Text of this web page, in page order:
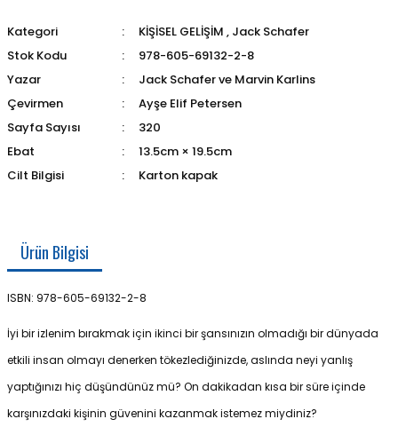
Kategori KİŞİSEL GELİŞİM , Jack Schafer
Stok Kodu
978-605-69132-2-8
Yazar
Jack Schafer ve Marvin Karlins
Çevirmen
Ayşe Elif Petersen
Sayfa Sayısı
320
Ebat
13.5cm × 19.5cm
Cilt Bilgisi
Karton kapak
Ürün Bilgisi
ISBN: 978-605-69132-2-8
İyi bir izlenim bırakmak için ikinci bir şansınızın olmadığı bir dünyada
etkili insan olmayı denerken tökezlediğinizde, aslında neyi yanlış
yaptığınızı hiç düşündünüz mü? On dakikadan kısa bir süre içinde
karşınızdaki kişinin güvenini kazanmak istemez miydiniz?